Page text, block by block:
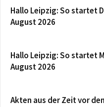
Hallo Leipzig: So startet
August 2026
Hallo Leipzig: So startet
August 2026
Akten aus der Zeit vor den